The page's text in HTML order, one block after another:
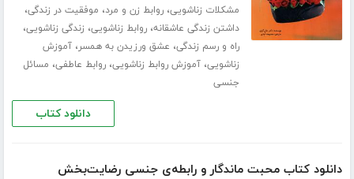
مشکلات زناشویی،روابط زن و مرد، موفقیت در زندگی،
داشتن زندگی عاشقانه،روابط زناشویی، زندگی زناشویی،
راه و رسم زندگی، عشق ورزیدن به همسر،آموزش
زناشویی،آموزش روابط زناشویی،روابط عاطفی، مسائل
جنسی
دانلود کتاب
دانلود کتاب محبت ماندگار و رابطه‌ی جنسی رضایت‌بخش